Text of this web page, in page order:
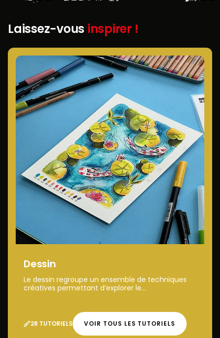
Laissez-vous inspirer !
Dessin
Le dessin regroupe un ensemble de techniques
créatives permettant d’explorer le...
28 TUTORIELS VOIR TOUS LES TUTORIELS